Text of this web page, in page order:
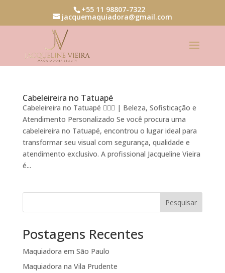
+55 11 98807-7322
jacquemaquiadora@gmail.com
Cabeleireira no Tatuapé
Cabeleireira no Tatuapé 💇‍♀️✨ | Beleza, Sofisticação e
Atendimento Personalizado Se você procura uma
cabeleireira no Tatuapé, encontrou o lugar ideal para
transformar seu visual com segurança, qualidade e
atendimento exclusivo. A profissional Jacqueline Vieira
é...
Pesquisar
Postagens Recentes
Maquiadora em São Paulo
Maquiadora na Vila Prudente